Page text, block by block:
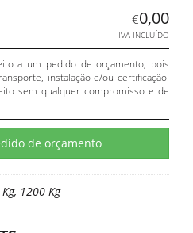
€0,00
IVA INCLUÍDO
a um pedido de orçamento, pois
instalação e/ou certificação.
sem qualquer compromisso e de
de orçamento
1200 Kg